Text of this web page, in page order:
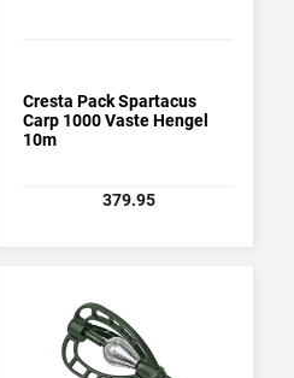
Cresta Pack Spartacus
Carp 1000 Vaste Hengel
10m
379.95